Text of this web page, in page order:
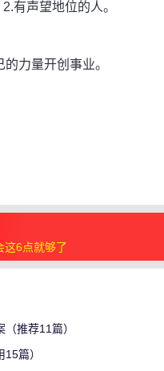
有声望地位的人。
力量开创事业。
这6点就够了
推荐11篇）
篇）